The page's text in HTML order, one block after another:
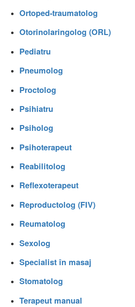
Ortoped-traumatolog
Otorinolaringolog (ORL)
Pediatru
Pneumolog
Proctolog
Psihiatru
Psiholog
Psihoterapeut
Reabilitolog
Reflexoterapeut
Reproductolog (FIV)
Reumatolog
Sexolog
Specialist în masaj
Stomatolog
Terapeut manual